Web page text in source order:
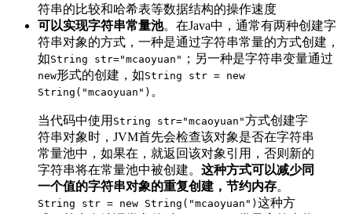
符串的比较和哈希表等数据结构的操作速度
可以实现字符串常量池。在Java中，通常有两种创建字
符串对象的方式，一种是通过字符串常量的方式创建，
如String str="mcaoyuan" ；另一种是字符串变量通过
new形式的创建，如String str = new
String("mcaoyuan") 。
当代码中使用 String str="mcaoyuan"方式创建字
符串对象时，JVM首先会检查该对象是否在字符串
常量池中，如果在，就返回该对象引用，否则新的
字符串将在常量池中被创建。 这种方式可以减少同
一个值的字符串对象的重复创建，节约内存。
String str = new String("mcaoyuan") 这种方